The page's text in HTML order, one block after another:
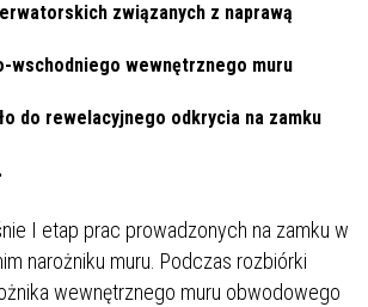
związanych z naprawą
wschodniego wewnętrznego muru
do rewelacyjnego odkrycia na zamku
I etap prac prowadzonych na zamku w
narożniku muru. Podczas rozbiórki
wewnętrznego muru obwodowego